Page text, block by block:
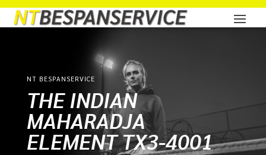
NT BESPANSERVICE
THE INDIAN
MAHARADJA
ELEMENT TX3-4001